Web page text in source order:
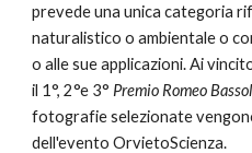
prevede una unica categoria
naturalistico o ambientale o
o alle sue applicazioni. Ai
il 1°, 2°e 3° Premio Romeo
fotografie selezionate
dell'evento OrvietoScienza.